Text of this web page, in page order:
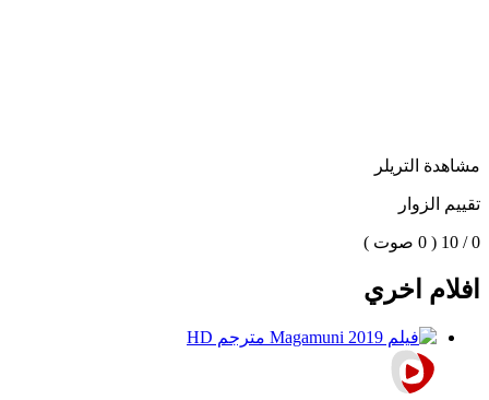
مشاهدة التريلر
تقييم الزوار
0 / 10 ( 0 صوت )
افلام اخري